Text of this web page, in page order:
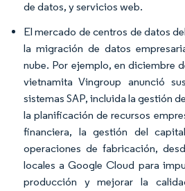
de datos, y servicios web.
El mercado de centros de datos
la migración de datos
nube. Por ejemplo, en diciembre
vietnamita Vingroup anunció
sistemas SAP, incluida la gestión
la planificación de recursos
financiera, la gestión del
operaciones de fabricación,
locales a Google Cloud para
producción y mejorar la